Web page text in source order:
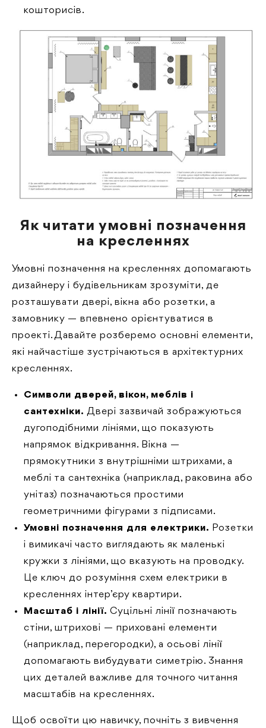
кошторисів.
Як читати умовні позначення
на кресленнях
Умовні позначення на кресленнях допомагають
дизайнеру і будівельникам зрозуміти, де
розташувати двері, вікна або розетки, а
замовнику — впевнено орієнтуватися в
проекті. Давайте розберемо основні елементи,
які найчастіше зустрічаються в архітектурних
кресленнях.
Символи дверей, вікон, меблів і
сантехніки. Двері зазвичай зображуються
дугоподібними лініями, що показують
напрямок відкривання. Вікна —
прямокутники з внутрішніми штрихами, а
меблі та сантехніка (наприклад, раковина або
унітаз) позначаються простими
геометричними фігурами з підписами.
Умовні позначення для електрики. Розетки
і вимикачі часто виглядають як маленькі
кружки з лініями, що вказують на проводку.
Це ключ до розуміння схем електрики в
кресленнях інтер’єру квартири.
Масштаб і лінії. Суцільні лінії позначають
стіни, штрихові — приховані елементи
(наприклад, перегородки), а осьові лінії
допомагають вибудувати симетрію. Знання
цих деталей важливе для точного читання
масштабів на кресленнях.
Щоб освоїти цю навичку, почніть з вивчення